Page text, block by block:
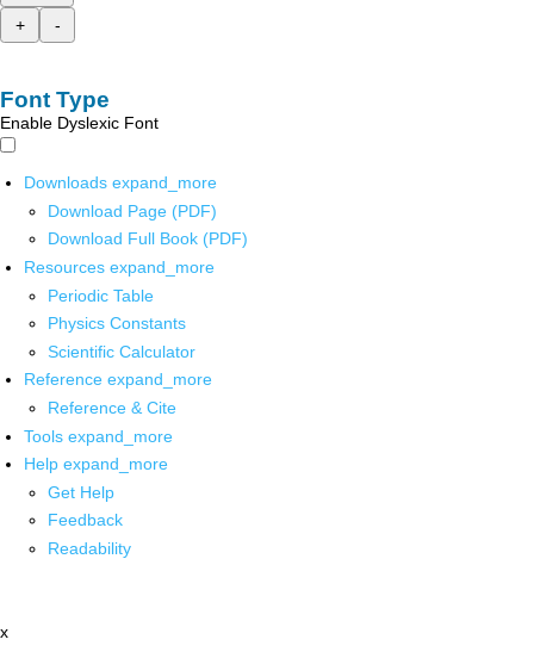
+
-
Font Type
Enable Dyslexic Font
Downloads expand_more
Download Page (PDF)
Download Full Book (PDF)
Resources expand_more
Periodic Table
Physics Constants
Scientific Calculator
Reference expand_more
Reference & Cite
Tools expand_more
Help expand_more
Get Help
Feedback
Readability
x